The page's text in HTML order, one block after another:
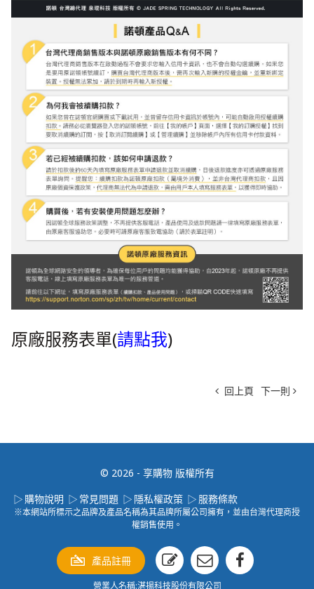
原廠服務表單(請點我)
回上頁 下一則
© 2026 - 享購物 版權所有
購物說明
常見問題 隱私權政策 服務條款
※本網站所標示之品牌及產品名稱為其品牌所屬公司擁有，並由台灣代理商授
權銷售使用。
產品註冊
營業人名稱:湛揚科技股份有限公司